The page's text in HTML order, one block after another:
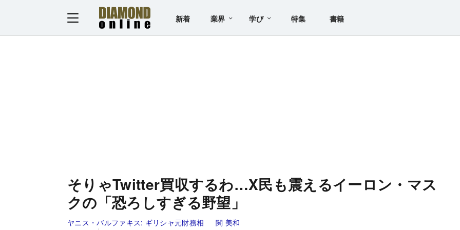
新着 業界 学び 特集 書籍
そりゃTwitter買収するわ…X民も震えるイーロン・マス
クの「恐ろしすぎる野望」
ヤニス・バルファキス: ギリシャ元財務相 関 美和